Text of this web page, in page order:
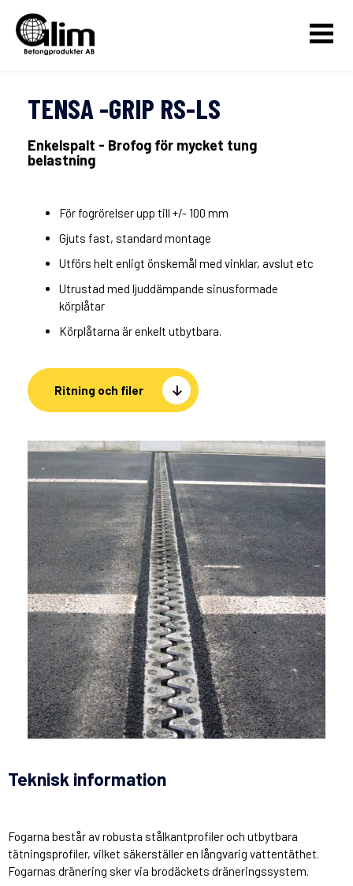
TENSA -GRIP RS-LS
Enkelspalt - Brofog för mycket tung
belastning
För fogrörelser upp till +/- 100 mm
Gjuts fast, standard montage
Utförs helt enligt önskemål med vinklar, avslut etc
Utrustad med ljuddämpande sinusformade
körplåtar
Körplåtarna är enkelt utbytbara.
Ritning och filer
Teknisk information
Fogarna består av robusta stålkantprofiler och utbytbara
tätningsprofiler, vilket säkerställer en långvarig vattentäthet.
Fogarnas dränering sker via brodäckets dräneringssystem.